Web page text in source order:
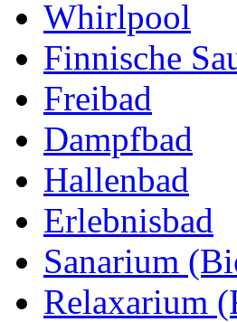
Whirlpool
Finnische
Freibad
Dampfbad
Hallenbad
Erlebnisbad
Sanarium
Relaxarium